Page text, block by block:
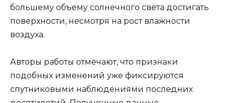
большему объему солнечного света достигать
поверхности, несмотря на рост влажности
воздуха.
Авторы работы отмечают, что признаки
подобных изменений уже фиксируются
спутниковыми наблюдениями последних